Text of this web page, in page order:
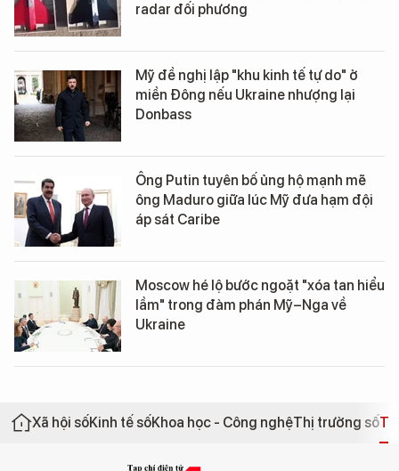
radar đối phương
Mỹ đề nghị lập "khu kinh tế tự do" ở
miền Đông nếu Ukraine nhượng lại
Donbass
Ông Putin tuyên bố ủng hộ mạnh mẽ
ông Maduro giữa lúc Mỹ đưa hạm đội
áp sát Caribe
Moscow hé lộ bước ngoặt "xóa tan hiểu
lầm" trong đàm phán Mỹ–Nga về
Ukraine
Xã hội sốKinh tế sốKhoa học - Công nghệThị trường số